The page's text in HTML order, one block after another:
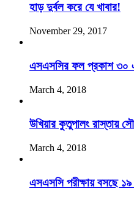
হাড় দুর্বল করে যে খাবার!
November 29, 2017
এসএসসির ফল প্রকাশ ৩০
March 4, 2018
উখিয়ার কুতুপালং রাস্তায়
March 4, 2018
এসএসসি পরীক্ষায় বসছে ১৯